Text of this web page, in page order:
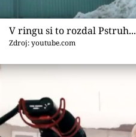
Virály
Sex a vztahy
Videa
Sledujte prima+
V ringu si to rozdal Pstruh...
Zdroj: youtube.com